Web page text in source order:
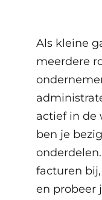
Als kleine
meerdere
actief in de
ben je
facturen
en probeer